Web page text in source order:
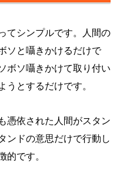
てシンプルです。人間の
ソと囁きかけるだけで
ボソ囁きかけて取り付い
うとするだけです。
憑依された人間がスタン
ンドの意思だけで行動し
的です。